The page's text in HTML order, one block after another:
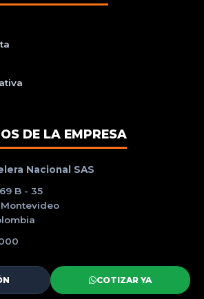
DE LA EMPRESA
Nacional SAS
B - 35
COTIZAR YA